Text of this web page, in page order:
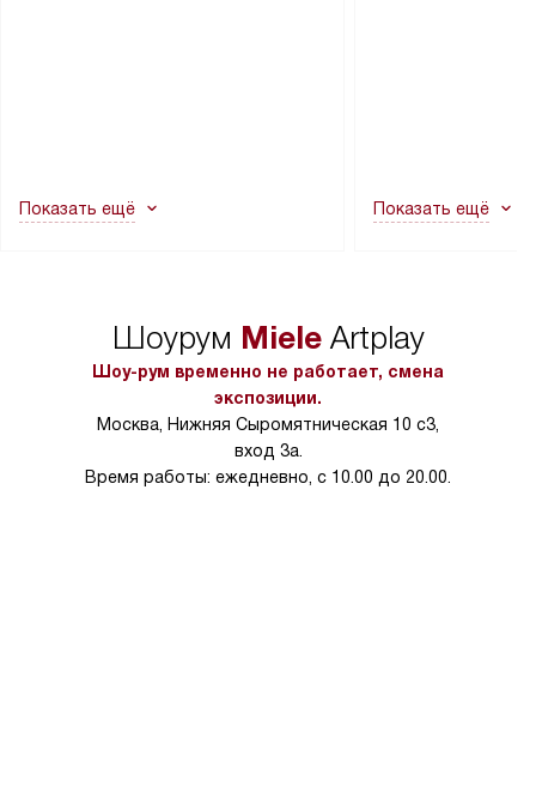
в гарантийном ремонте в будущем.
Показать ещё
не включаются:
в условиях
тарифы на услуги
Показать ещё
Шоурум MieleArtplay
Шоу-рум временно не работает, смена
экспозиции.
Москва, Нижняя Сыромятническая 10 с3,
вход 3а.
Время работы: ежедневно, с 10.00 до 20.00.